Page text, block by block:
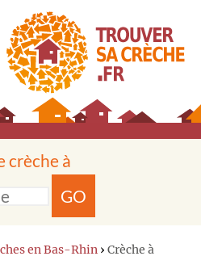
crèche à
GO
en Bas-Rhin › Crèche à